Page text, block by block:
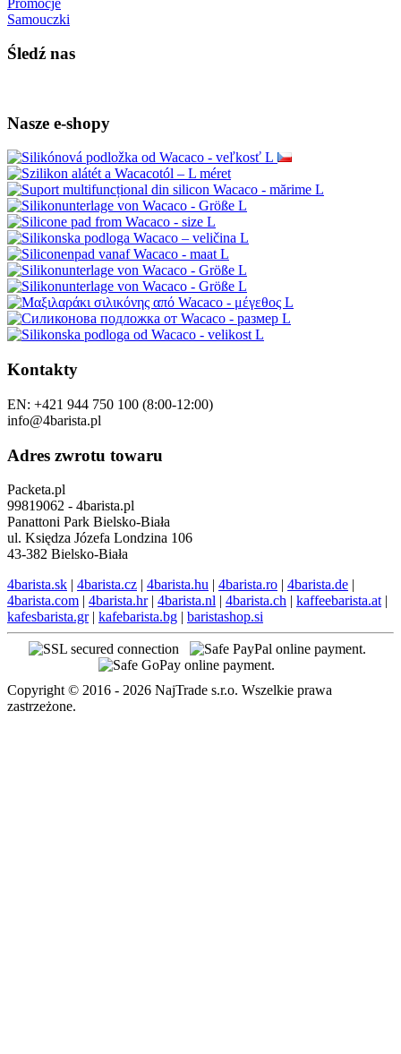
Samouczki
Śledź nas
Nasze e-shopy
Kontakty
EN: +421 944 750 100 (8:00-12:00)
info@4barista.pl
Adres zwrotu towaru
Packeta.pl
99819062 - 4barista.pl
Panattoni Park Bielsko-Biała
ul. Księdza Józefa Londzina 106
43-382 Bielsko-Biała
4barista.sk | 4barista.cz | 4barista.hu | 4barista.ro | 4barista.de |
4barista.com | 4barista.hr| 4barista.nl | 4barista.ch | kaffeebarista.at |
kafesbarista.gr| kafebarista.bg | baristashop.si
Copyright © 2016 - 2026 NajTrade s.r.o. Wszelkie prawa
zastrzeżone.